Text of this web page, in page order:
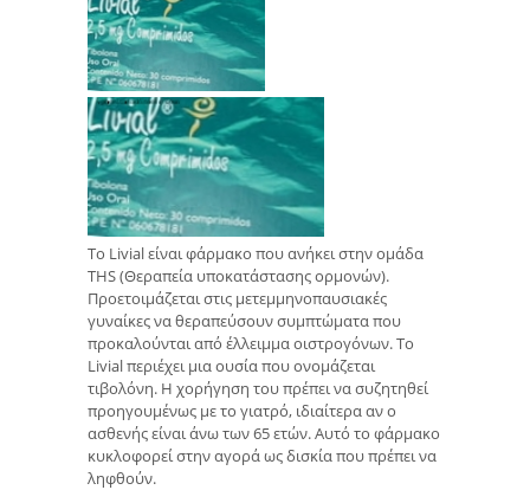
Το Livial είναι φάρμακο που ανήκει στην ομάδα
THS (Θεραπεία υποκατάστασης ορμονών).
Προετοιμάζεται στις μετεμμηνοπαυσιακές
γυναίκες να θεραπεύσουν συμπτώματα που
προκαλούνται από έλλειμμα οιστρογόνων. Το
Livial περιέχει μια ουσία που ονομάζεται
τιβολόνη. Η χορήγηση του πρέπει να συζητηθεί
προηγουμένως με το γιατρό, ιδιαίτερα αν ο
ασθενής είναι άνω των 65 ετών. Αυτό το φάρμακο
κυκλοφορεί στην αγορά ως δισκία που πρέπει να
ληφθούν.